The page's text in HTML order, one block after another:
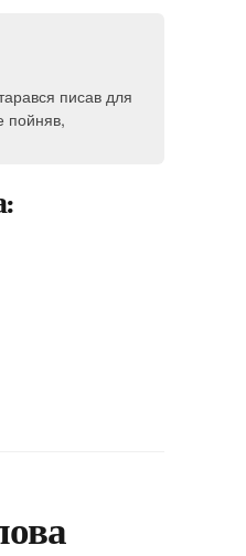
писав для
пойняв,